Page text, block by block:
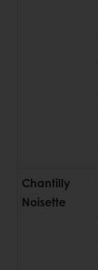
Chantilly
Noisette